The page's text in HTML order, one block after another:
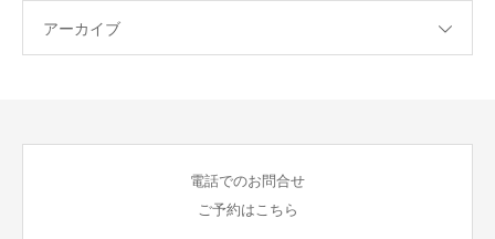
アーカイブ
電話でのお問合せ
ご予約はこちら